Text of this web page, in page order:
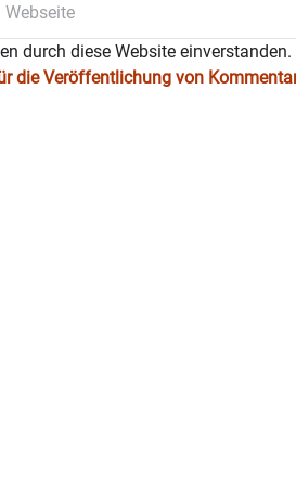
durch diese Website einverstanden.
die Veröffentlichung von